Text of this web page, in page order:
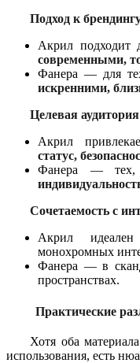
Подход к
Акрил подходит
современными,
Фанера — для
искренними,
Целевая
Акрил
статус,
Фанера —
Сочетаемость с
Акрил
монохромных
Фанера — в
пространствах.
Практические
Хотя оба
использования, есть